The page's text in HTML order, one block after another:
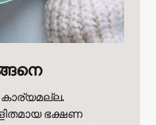
കാര്യമല്ല.
ഭക്ഷണ